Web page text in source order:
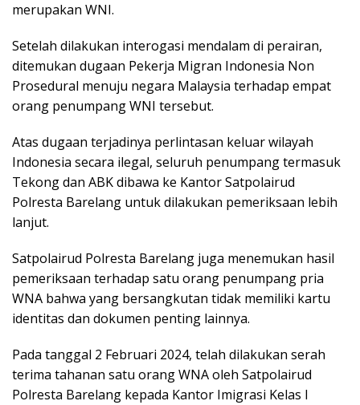
merupakan WNI.
Setelah dilakukan interogasi mendalam di perairan,
ditemukan dugaan Pekerja Migran Indonesia Non
Prosedural menuju negara Malaysia terhadap empat
orang penumpang WNI tersebut.
Atas dugaan terjadinya perlintasan keluar wilayah
Indonesia secara ilegal, seluruh penumpang termasuk
Tekong dan ABK dibawa ke Kantor Satpolairud
Polresta Barelang untuk dilakukan pemeriksaan lebih
lanjut.
Satpolairud Polresta Barelang juga menemukan hasil
pemeriksaan terhadap satu orang penumpang pria
WNA bahwa yang bersangkutan tidak memiliki kartu
identitas dan dokumen penting lainnya.
Pada tanggal 2 Februari 2024, telah dilakukan serah
terima tahanan satu orang WNA oleh Satpolairud
Polresta Barelang kepada Kantor Imigrasi Kelas I